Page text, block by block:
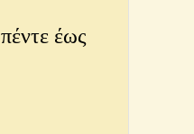
έως